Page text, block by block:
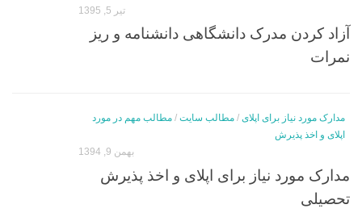
تیر 5, 1395
آزاد کردن مدرک دانشگاهی دانشنامه و ریز
نمرات
مدارک مورد نیاز برای اپلای / مطالب سایت / مطالب مهم در مورد
اپلای و اخذ پذیرش
بهمن 9, 1394
مدارک مورد نیاز برای اپلای و اخذ پذیرش
تحصیلی